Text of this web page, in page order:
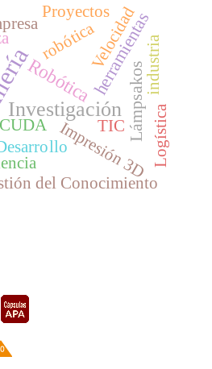
Investigación
Robóticaherramientas
Lámpsakos
Impresión 3D
del Conocimiento
robóticaVelocidad
CUDA
industria
TIC Logística
Proyectos